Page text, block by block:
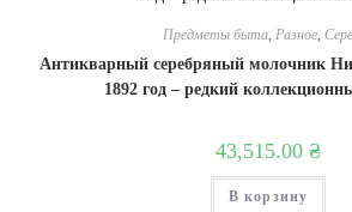
Предметы быта, Разное,
Антикварный серебряный молочник
1892 год – редкий
43,515.00 ₴
В корзину